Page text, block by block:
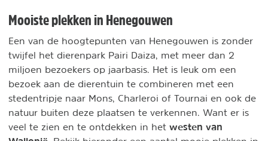
Mooiste plekken in Henegouwen
Een van de hoogtepunten van Henegouwen is zonder
twijfel het dierenpark Pairi Daiza, met meer dan 2
miljoen bezoekers op jaarbasis. Het is leuk om een
bezoek aan de dierentuin te combineren met een
stedentripje naar Mons, Charleroi of Tournai en ook de
natuur buiten deze plaatsen te verkennen. Want er is
veel te zien en te ontdekken in het westen van